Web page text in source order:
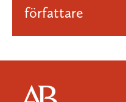
författare